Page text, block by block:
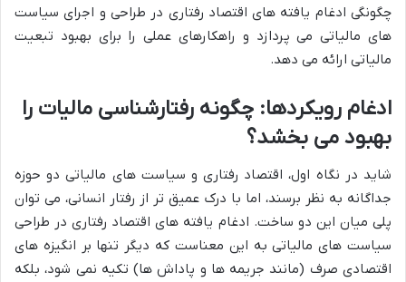
چگونگی ادغام یافته های اقتصاد رفتاری در طراحی و اجرای سیاست
های مالیاتی می پردازد و راهکارهای عملی را برای بهبود تبعیت
مالیاتی ارائه می دهد.
ادغام رویکردها: چگونه رفتارشناسی مالیات را
بهبود می بخشد؟
شاید در نگاه اول، اقتصاد رفتاری و سیاست های مالیاتی دو حوزه
جداگانه به نظر برسند، اما با درک عمیق تر از رفتار انسانی، می توان
پلی میان این دو ساخت. ادغام یافته های اقتصاد رفتاری در طراحی
سیاست های مالیاتی به این معناست که دیگر تنها بر انگیزه های
اقتصادی صرف (مانند جریمه ها و پاداش ها) تکیه نمی شود، بلکه